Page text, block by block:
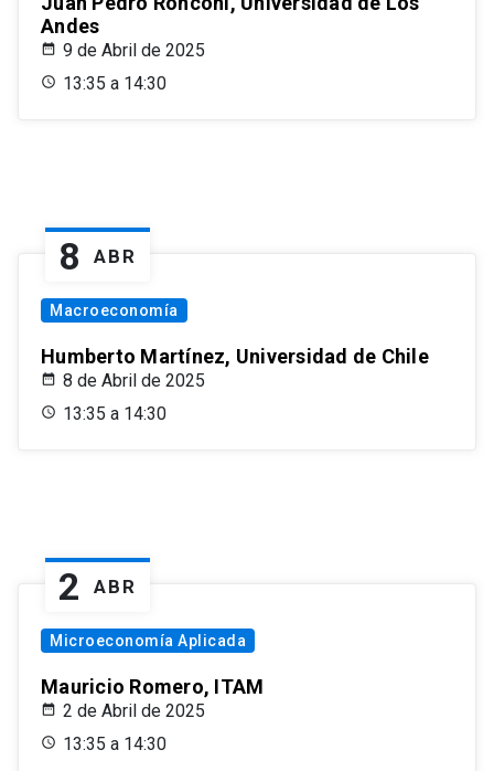
Andes
9 de Abril de 2025
13:35 a 14:30
8 ABR
Macroeconomía
Humberto Martínez, Universidad de Chile
8 de Abril de 2025
13:35 a 14:30
2 ABR
Microeconomía Aplicada
Mauricio Romero, ITAM
2 de Abril de 2025
13:35 a 14:30